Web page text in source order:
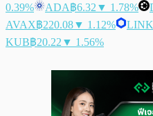
0.39%
ADA฿6.32 ▼ 1.78%
AVAX฿220.08▼ 1.12% LINK
KUB฿20.22 ▼ 1.56%